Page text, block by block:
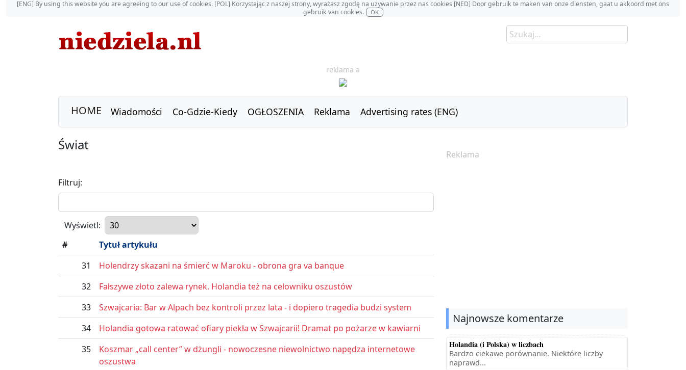
[ENG] By using this website you are agreeing to our use of cookies. [POL] Korzystając z naszej strony, wyrażasz zgodę na używanie przez nas cookies [NED] Door gebruik te maken van onze diensten, gaat u akkoord met ons
gebruik van cookies.
OK
reklama a
HOME Wiadomości Co-Gdzie-Kiedy OGŁOSZENIA Reklama Advertising rates (ENG)
Świat
Filtruj:
Wyświetl:
#
Tytuł artykułu
31
Holendrzy skazani na śmierć w Maroku - obrona gra va banque
32
Fałszywe złoto zalewa rynek. Holandia też na celowniku oszustów
33
Szwajcaria: Bar w Alpach bez kontroli przez lata - i dopiero tragedia budzi system
34
Holandia gotowa ratować ofiary piekła w Szwajcarii! Dramat po pożarze w kawiarni
35
Koszmar „call center” w dżungli - nowoczesne niewolnictwo napędza internetowe
oszustwa
Reklama
Najnowsze komentarze
Holandia (i Polska) w liczbach
Bardzo ciekawe porównanie. Niektóre liczby
naprawd...